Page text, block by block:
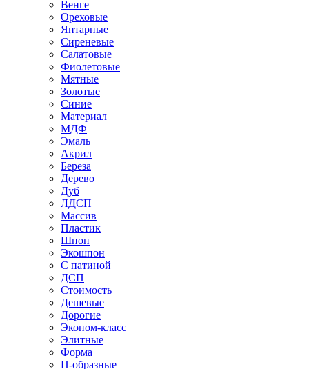
Венге
Ореховые
Янтарные
Сиреневые
Салатовые
Фиолетовые
Мятные
Золотые
Синие
Материал
МДФ
Эмаль
Акрил
Береза
Дерево
Дуб
ЛДСП
Массив
Пластик
Шпон
Экошпон
С патиной
ДСП
Стоимость
Дешевые
Дорогие
Эконом-класс
Элитные
Форма
П-образные